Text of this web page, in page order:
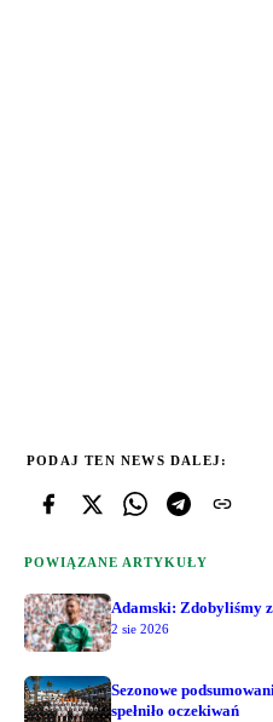
PODAJ TEN NEWS DALEJ:
POWIĄZANE ARTYKUŁY
Adamski: Zdobyliśmy
2 sie 2026
Sezonowe
spełniło oczekiwań